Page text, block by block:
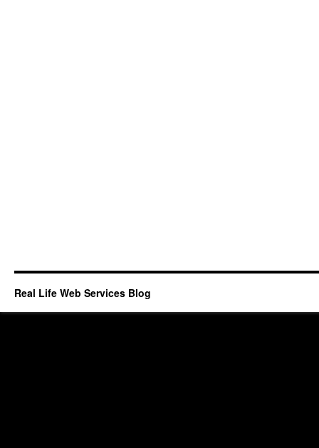
Real Life Web Services Blog